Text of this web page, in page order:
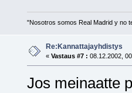
"Nosotros somos Real Madrid y no
Re:Kannattajayhdistys
« Vastaus #7 : 08.12.2002,
Jos meinaatte